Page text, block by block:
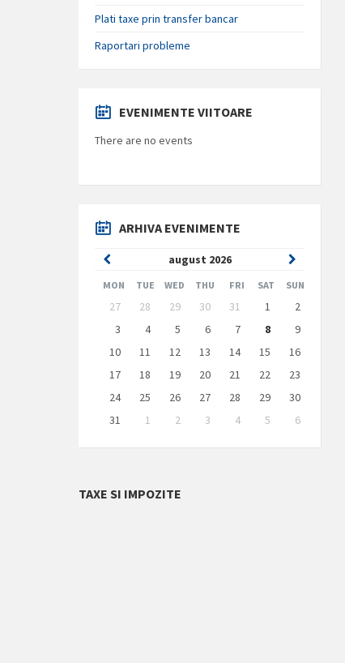
Plati taxe prin transfer bancar
Raportari probleme
EVENIMENTE VIITOARE
There are no events
ARHIVA EVENIMENTE
august 2026
Previous
Month
Next
Month
MON TUE WED THU FRI SAT SUN
Skip
calendar
days
27 28 29 30 31 1
2
3
4 5 6 7 8
9
10
11 12 13 14 15
16
17
18 19 20 21 22
23
24
25 26 27 28 29
30
31
1 2 3 4 5
6
to
TAXE SI IMPOZITE